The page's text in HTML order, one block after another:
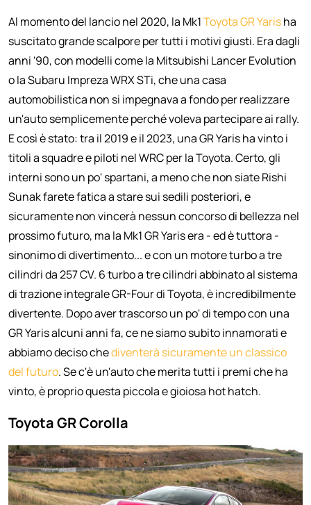
Al momento del lancio nel 2020, la Mk1Toyota GR Yarisha
suscitato grande scalpore per tutti i motivi giusti. Era dagli
anni '90, con modelli come la Mitsubishi Lancer Evolution
o la Subaru Impreza WRX STi, che una casa
automobilistica non si impegnava a fondo per realizzare
un'auto semplicemente perché voleva partecipare ai rally.
E così è stato: tra il 2019 e il 2023, una GR Yaris ha vinto i
titoli a squadre e piloti nel WRC per la Toyota. Certo, gli
interni sono un po' spartani, a meno che non siate Rishi
Sunak farete fatica a stare sui sedili posteriori, e
sicuramente non vincerà nessun concorso di bellezza nel
prossimo futuro, ma la Mk1 GR Yaris era - ed è tuttora -
sinonimo di divertimento... e con un motore turbo a tre
cilindri da 257 CV. 6 turbo a tre cilindri abbinato al sistema
di trazione integrale GR-Four di Toyota, è incredibilmente
divertente. Dopo aver trascorso un po' di tempo con una
GR Yaris alcuni anni fa, ce ne siamo subito innamorati e
abbiamo deciso chediventerà sicuramente un classico
del futuro. Se c'è un'auto che merita tutti i premi che ha
vinto, è proprio questa piccola e gioiosa hot hatch.
Toyota GR Corolla